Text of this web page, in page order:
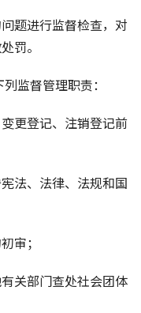
题进行监督检查，对
罚。
监督管理职责：
更登记、注销登记前
法、法律、法规和国
审；
关部门查处社会团体